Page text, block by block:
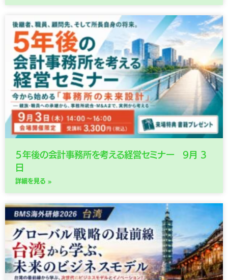
５年後の会計事務所を考える経営セミナー 9月 3
日
詳細を見る »